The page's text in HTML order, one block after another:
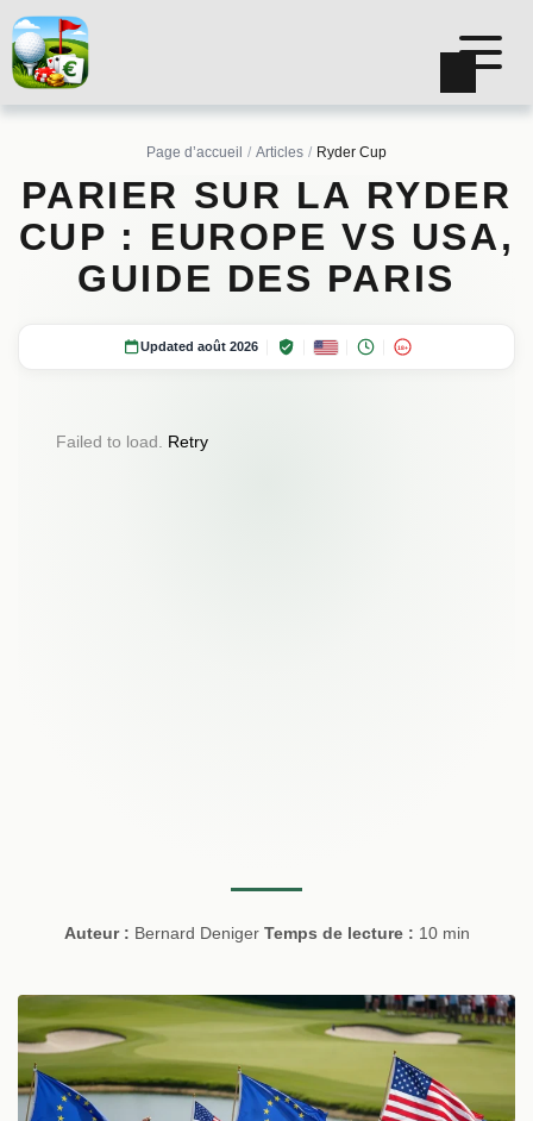
Page d’accueil Articles Ryder Cup
PARIER SUR LA RYDER
CUP : EUROPE VS USA,
GUIDE DES PARIS
Updated août 2026 18+
Failed to load. Retry
Auteur : Bernard Deniger Temps de lecture : 10 min